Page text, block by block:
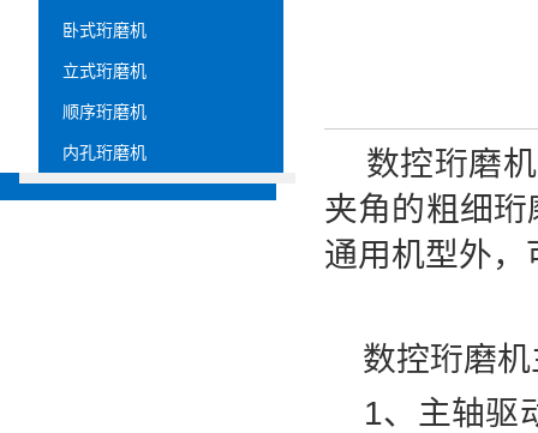
卧式珩磨机
立式珩磨机
顺序珩磨机
内孔珩磨机
数控珩磨机
夹角的粗细
通用机型外
数控珩磨机
1、主轴驱